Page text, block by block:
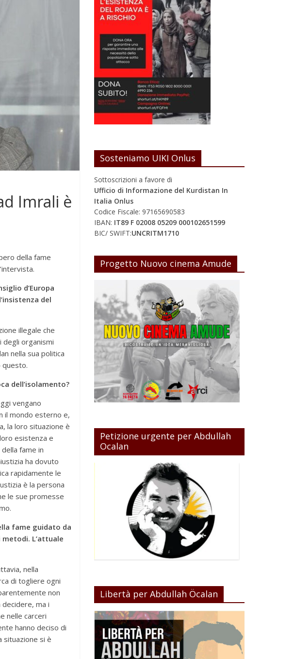
Imrali è
della fame
d’Europa
del
illegale che
degli organismi
nella sua politica
questo.
dell’isolamento?
vengano
il mondo esterno e,
la loro situazione è
esistenza e
fame in
ha dovuto
rapidamente le
è la persona
le sue promesse
fame guidato da
L’attuale
nella
di togliere ogni
non
ma i
nelle carceri
hanno deciso di
situazione si è
Sosteniamo UIKI Onlus
Sottoscrizioni a favore di
Ufficio di Informazione del Kurdistan In
Italia Onlus
Codice Fiscale: 97165690583
IBAN: IT89 F 02008 05209 000102651599
BIC/ SWIFT:UNCRITM1710
Progetto Nuovo cinema Amude
Petizione urgente per Abdullah
Ocalan
Libertà per Abdullah Öcalan